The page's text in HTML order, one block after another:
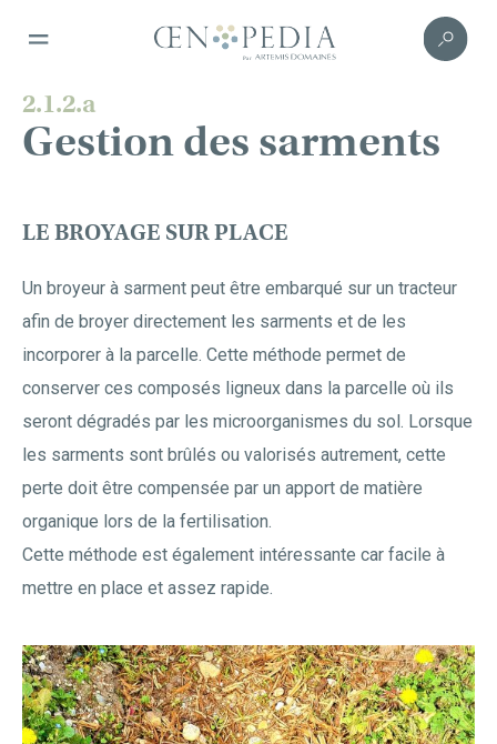
2.1.2.a
Gestion des sarments
LE BROYAGE SUR PLACE
Un broyeur à sarment peut être embarqué sur un tracteur
afin de broyer directement les sarments et de les
incorporer à la parcelle. Cette méthode permet de
conserver ces composés ligneux dans la parcelle où ils
seront dégradés par les microorganismes du sol. Lorsque
les sarments sont brûlés ou valorisés autrement, cette
perte doit être compensée par un apport de matière
organique lors de la fertilisation.
Cette méthode est également intéressante car facile à
mettre en place et assez rapide.